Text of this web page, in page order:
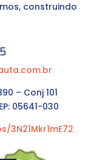
construindo
– Conj 101
05641-030